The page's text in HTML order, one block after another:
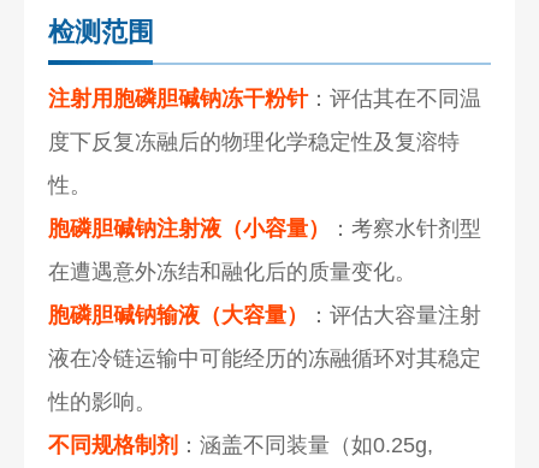
检测范围
注射用胞磷胆碱钠冻干粉针：评估其在不同温
度下反复冻融后的物理化学稳定性及复溶特
性。
胞磷胆碱钠注射液（小容量）
：考察水针剂型
在遭遇意外冻结和融化后的质量变化。
胞磷胆碱钠输液（大容量）
：评估大容量注射
液在冷链运输中可能经历的冻融循环对其稳定
性的影响。
不同规格制剂 ：涵盖不同装量（如0.25g,